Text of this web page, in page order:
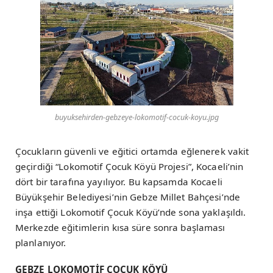
buyuksehirden-gebzeye-lokomotif-cocuk-koyu.jpg
Çocukların güvenli ve eğitici ortamda eğlenerek vakit
geçirdiği “Lokomotif Çocuk Köyü Projesi”, Kocaeli’nin
dört bir tarafına yayılıyor. Bu kapsamda Kocaeli
Büyükşehir Belediyesi’nin Gebze Millet Bahçesi’nde
inşa ettiği Lokomotif Çocuk Köyü’nde sona yaklaşıldı.
Merkezde eğitimlerin kısa süre sonra başlaması
planlanıyor.
GEBZE LOKOMOTİF ÇOCUK KÖYÜ